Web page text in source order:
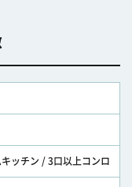
ッチン / 3口以上コンロ